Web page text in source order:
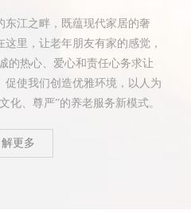
东江之畔，既蕴现代家居的奢
里，让老年朋友有家的感觉，
的热心、爱心和责任心务求让
促使我们创造优雅环境，以人为
化、尊严”的养老服务新模式。
解更多